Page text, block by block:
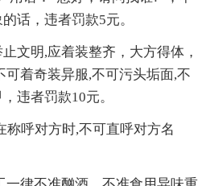
话，违者罚款5元。
文明,应着装整齐，大方得体，
着奇装异服,不可污头垢面,不
违者罚款10元。
称呼对方时,不可直呼对方名